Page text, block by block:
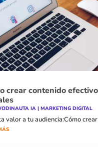
crear contenido
IA| MARKETING DIGITAL
valor a tu audiencia:Cómo